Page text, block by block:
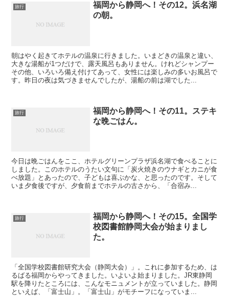
旅行
福岡から静岡へ！その12。浜名湖
の朝。
朝はやく起きてホテルの温泉に行きました。いまどきの温泉と違い、
大きな湯船が1つだけで、露天風呂もありません。けれどシャンプー
その他、いろいろ備え付けてあって、女性には楽しみの多いお風呂で
す。昨日の夜は気づきませんでしたが、湯船の前は湖でした...
旅行
福岡から静岡へ！その11。ステキ
な晩ごはん。
今日は晩ごはんをここ、ホテルグリーンプラザ浜名湖で食べることに
しました。このホテルのうたい文句に「炭火焼きのウナギとカニが食
べ放題」とあったので、子どもは喜ぶかな、と思ったのです。そして
いま夕食後ですが、夕食前までホテルの古さから、「合宿み...
旅行
福岡から静岡へ！その15。全国学
校図書館静岡大会が始まりまし
た。
「全国学校図書館研究大会（静岡大会）」。これに参加するため、は
るばる福岡からやってきました。いよいよ始まりました。JR東静岡
駅を降りたところには、こんなモニュメントが立っていました。静岡
といえば、「富士山」。「富士山」がモチーフになっていま...